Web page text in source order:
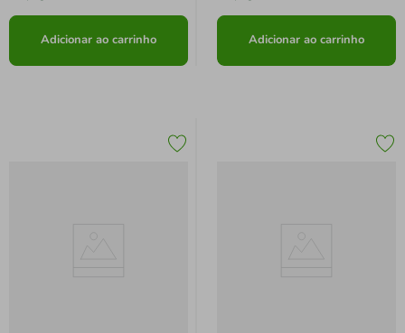
Adicionar ao carrinho Adicionar ao carrinho